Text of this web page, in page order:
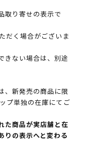
取り寄せの表示で
だく場合がございま
きない場合は、別途
、新発売の商品に限
プ単独の在庫にてご
た商品が実店舗と在
りの表示へと変わる